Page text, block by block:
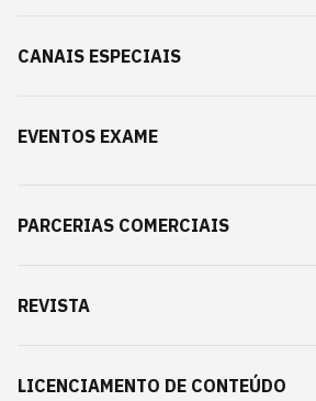
CANAIS ESPECIAIS
EVENTOS EXAME
PARCERIAS COMERCIAIS
REVISTA
LICENCIAMENTO DE CONTEÚDO